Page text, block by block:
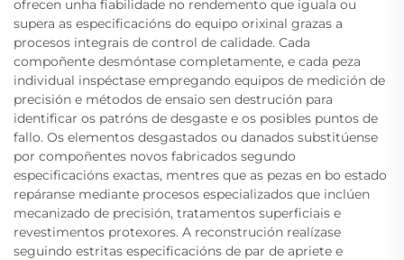
ofrecen unha fiabilidade no rendemento que iguala ou
supera as especificacións do equipo orixinal grazas a
procesos integrais de control de calidade. Cada
compoñente desmóntase completamente, e cada peza
individual inspéctase empregando equipos de medición de
precisión e métodos de ensaio sen destrución para
identificar os patróns de desgaste e os posibles puntos de
fallo. Os elementos desgastados ou danados substitúense
por compoñentes novos fabricados segundo
especificacións exactas, mentres que as pezas en bo estado
repáranse mediante procesos especializados que inclúen
mecanizado de precisión, tratamentos superficiais e
revestimentos protexores. A reconstrución realízase
seguindo estritas especificacións de par de apriete e